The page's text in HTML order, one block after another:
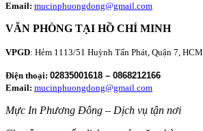
Email: mucinphuongdong@gmail.com
VĂN PHÒNG TẠI HỒ CHÍ MINH
VPGD: Hẻm 1113/51 Huỳnh Tấn Phát, Quận 7, HCM
Điện thoại: 02835001618 – 0868212166
Email: mucinphuongdong@gmail.com
Mực In Phương Đông – Dịch vụ tận nơi